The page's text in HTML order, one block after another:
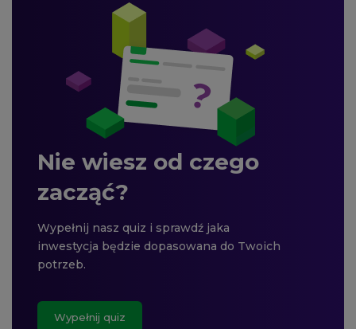
Nie wiesz od czego
zacząć?
Wypełnij nasz quiz i sprawdź jaka
inwestycja będzie dopasowana do Twoich
potrzeb.
Wypełnij quiz